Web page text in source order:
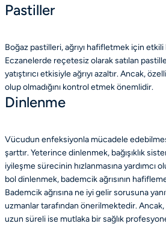
Pastiller
Boğaz pastilleri, ağrıyı hafifletmek için
Eczanelerde reçetesiz olarak satılan
yatıştırıcı etkisiyle ağrıyı azaltır. Ancak,
olup olmadığını kontrol etmek önemlidir.
Dinlenme
Vücudun enfeksiyonla mücadele
şarttır. Yeterince dinlenmek, bağışıklık
iyileşme sürecinin hızlanmasına yardımcı
bol dinlenmek, bademcik ağrısının
Bademcik ağrısına ne iyi gelir sorusuna
uzmanlar tarafından önerilmektedir.
uzun süreli ise mutlaka bir sağlık